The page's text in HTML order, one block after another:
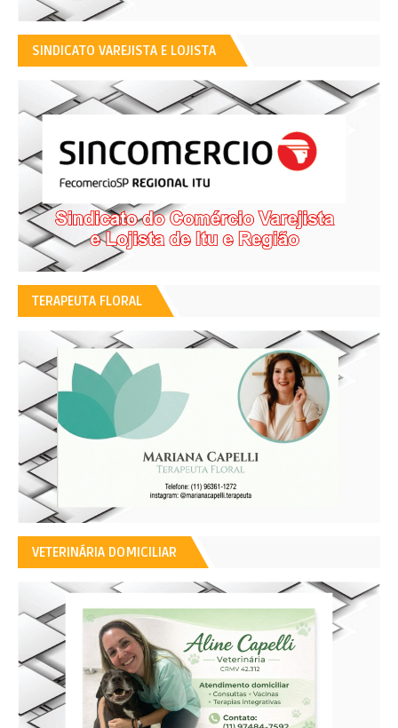
SINDICATO VAREJISTA E LOJISTA
TERAPEUTA FLORAL
VETERINÁRIA DOMICILIAR